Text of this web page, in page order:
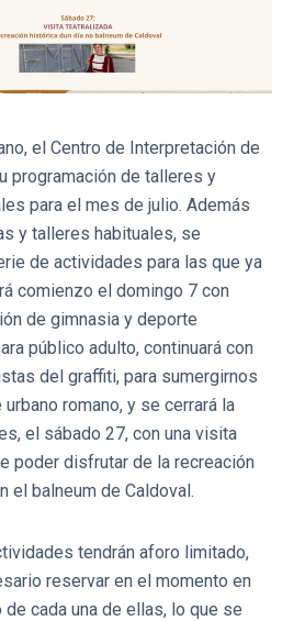
el Centro de Interpretación de
programación de talleres y
para el mes de julio. Además
y talleres habituales, se
de actividades para las que ya
comienzo el domingo 7 con
de gimnasia y deporte
público adulto, continuará con
del graffiti, para sumergirnos
romano, y se cerrará la
el sábado 27, con una visita
poder disfrutar de la recreación
el balneum de Caldoval.
tendrán aforo limitado,
reservar en el momento en
cada una de ellas, lo que se